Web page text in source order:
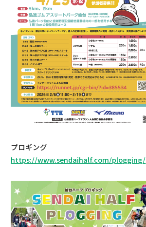
プロギング
https://www.sendaihalf.com/plogging/